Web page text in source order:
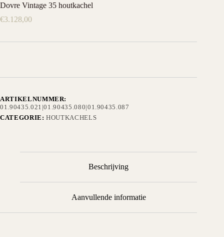
Dovre Vintage 35 houtkachel
€3.128,00
ARTIKELNUMMER:
01.90435.021|01.90435.080|01.90435.087
CATEGORIE:HOUTKACHELS
Beschrijving
Aanvullende informatie